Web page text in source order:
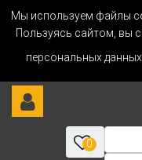
Мы используем файлы
Пользуясь сайтом, вы
персональных данных.
0